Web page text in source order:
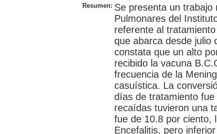
Resumen: Se presenta un trabajo
Pulmonares del
referente al
que abarca desde julio
constata que un alto
recibido la vacuna
frecuencia de la
casuística. La
días de tratamiento
recaídas tuvieron una
fue de 10.8 por ciento,
Encefalitis, pero